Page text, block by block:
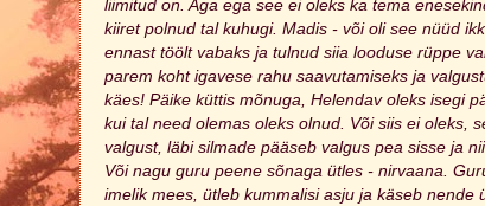
liimitud on. Aga ega see ei oleks ka tema
kiiret polnud tal kuhugi. Madis - või oli see nüüd
ennast töölt vabaks ja tulnud siia looduse rüppe
parem koht igavese rahu saavutamiseks ja
käes! Päike küttis mõnuga, Helendav oleks isegi
kui tal need olemas oleks olnud. Või siis ei oleks,
valgust, läbi silmade pääseb valgus pea sisse ja
Või nagu guru peene sõnaga ütles - nirvaana.
imelik mees, ütleb kummalisi asju ja käseb nende